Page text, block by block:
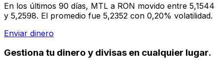
En los últimos 90 días, MTL a RON movido entre 5,1544
y 5,2598. El promedio fue 5,2352 con 0,20% volatilidad.
Enviar dinero
Gestiona tu dinero y divisas en cualquier lugar.